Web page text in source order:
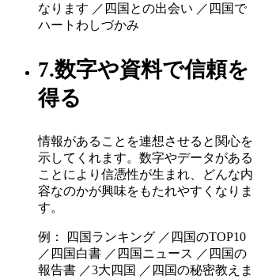
なります ／四国との出会い ／四国で
ハートわしづかみ
7.数字や資料で信頼を
得る
情報があることを連想させると関心を
示してくれます。数字やデータがある
ことにより信憑性が生まれ、どんな内
容なのかが興味をもたれやすくなりま
す。
例： 四国ランキング ／四国のTOP10
／四国白書 ／四国ニュース ／四国の
報告書 ／3大四国 ／四国の秘密教えま